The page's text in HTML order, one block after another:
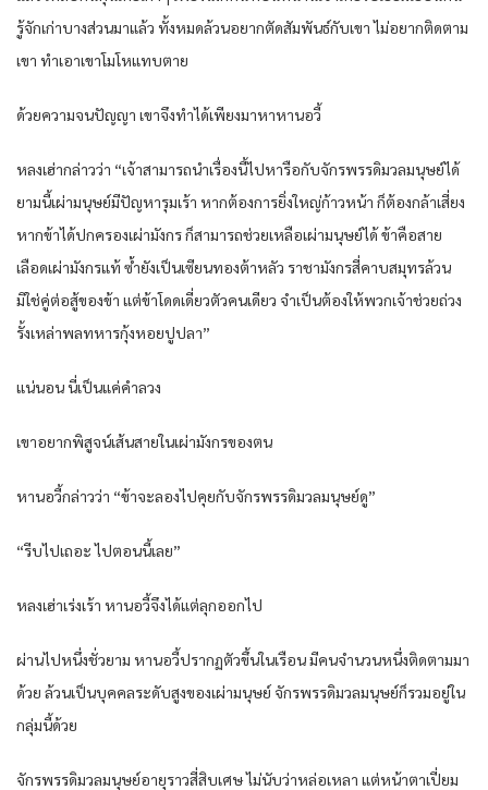
รู้จักเก่าบางส่วนมาแล้ว ทั้งหมดล้วนอยากตัดสัมพันธ์กับเขา ไม่อยากติดตาม
เขา ทำเอาเขาโมโหแทบตาย
ด้วยความจนปัญญา เขาจึงทำได้เพียงมาหาหานอวี้
หลงเฮ่ากล่าวว่า “เจ้าสามารถนำเรื่องนี้ไปหารือกับจักรพรรดิมวลมนุษย์ได้
ยามนี้เผ่ามนุษย์มีปัญหารุมเร้า หากต้องการยิ่งใหญ่ก้าวหน้า ก็ต้องกล้าเสี่ยง
หากข้าได้ปกครองเผ่ามังกร ก็สามารถช่วยเหลือเผ่ามนุษย์ได้ ข้าคือสาย
เลือดเผ่ามังกรแท้ ซ้ำยังเป็นเซียนทองต้าหลัว ราชามังกรสี่คาบสมุทรล้วน
มิใช่คู่ต่อสู้ของข้า แต่ข้าโดดเดี่ยวตัวคนเดียว จำเป็นต้องให้พวกเจ้าช่วยถ่วง
รั้งเหล่าพลทหารกุ้งหอยปูปลา”
แน่นอน นี่เป็นแค่คำลวง
เขาอยากพิสูจน์เส้นสายในเผ่ามังกรของตน
หานอวี้กล่าวว่า “ข้าจะลองไปคุยกับจักรพรรดิมวลมนุษย์ดู”
“รีบไปเถอะ ไปตอนนี้เลย”
หลงเฮ่าเร่งเร้า หานอวี้จึงได้แต่ลุกออกไป
ผ่านไปหนึ่งชั่วยาม หานอวี้ปรากฏตัวขึ้นในเรือน มีคนจำนวนหนึ่งติดตามมา
ด้วย ล้วนเป็นบุคคลระดับสูงของเผ่ามนุษย์ จักรพรรดิมวลมนุษย์ก็รวมอยู่ใน
กลุ่มนี้ด้วย
จักรพรรดิมวลมนุษย์อายุราวสี่สิบเศษ ไม่นับว่าหล่อเหลา แต่หน้าตาเปี่ยม